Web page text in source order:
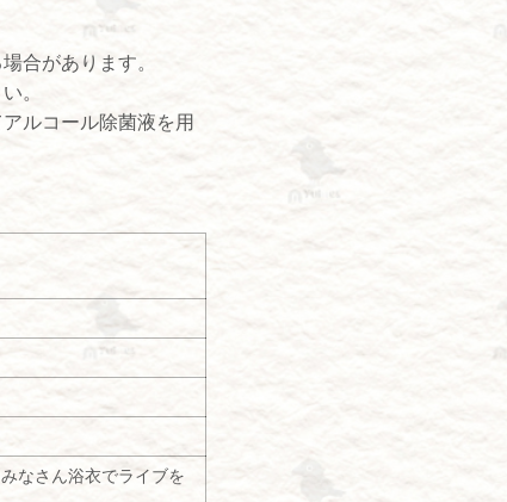
合があります。
。
ルコール除菌液を用
なさん浴衣でライブを